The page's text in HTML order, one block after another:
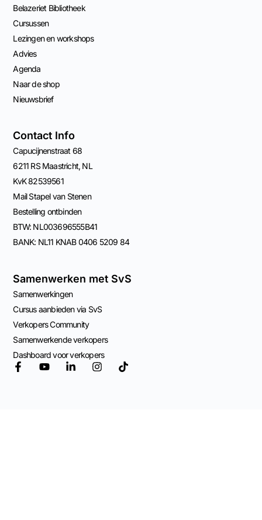
Belazeriet Bibliotheek
Cursussen
Lezingen en workshops
Advies
Agenda
Naar de shop
Nieuwsbrief
Contact Info
Capucijnenstraat 68
6211 RS Maastricht, NL
KvK 82539561
Mail Stapel van Stenen
Bestelling ontbinden
BTW: NL003696555B41
BANK: NL11 KNAB 0406 5209 84
Samenwerken met SvS
Samenwerkingen
Cursus aanbieden via SvS
Verkopers Community
Samenwerkende verkopers
Dashboard voor verkopers